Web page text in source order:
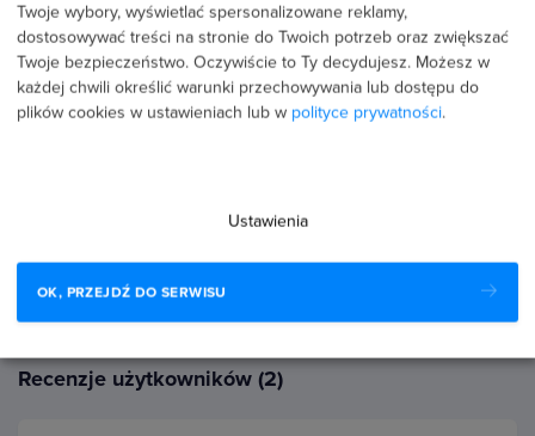
100 %
Recenzje użytkowników (2)
Twoje wybory, wyświetlać spersonalizowane reklamy,
dostosowywać treści na stronie do Twoich potrzeb oraz zwiększać
Twoje bezpieczeństwo. Oczywiście to Ty decydujesz. Możesz w
każdej chwili określić warunki przechowywania lub dostępu do
plików cookies w ustawieniach lub w polityce prywatności.
Ustawienia
OK, PRZEJDŹ DO SERWISU